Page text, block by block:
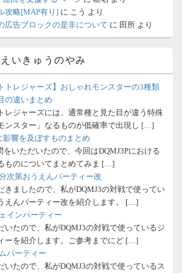
攻略[MAP有り] に こう より
広告ブロックの是非について に 田所 より
いきゅうのやみ
トレジャーズ】おしゃれモンスターの3種類
の違いまとめ
レジャーズには、通常種と見た目が違う特殊
ンスター」なるものが低確率で出現し […]
影響を及ぼすものまとめ
をいただいたので、今回はDQMJ3Pにおける
ものについてまとめてみま […]
次第おうえんパーティー改
きましたので、私がDQMJ3の対戦で使ってい
えんパーティー改を紹介します。 […]
インパーティー
いたので、私がDQMJ3の対戦で使っているジ
ーを紹介します。ご参考までにど […]
パーティー
いたので、私がDQMJ3の対戦で使っているス